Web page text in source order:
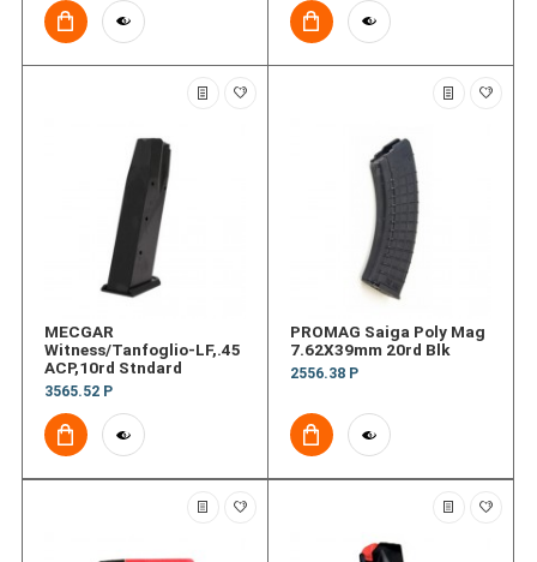
MECGAR
Witness/Tanfoglio-LF,.45
ACP,10rd Stndard
3565.52 Р
PROMAG Saiga Poly Mag
7.62X39mm 20rd Blk
2556.38 Р